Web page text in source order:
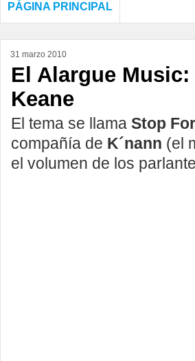
PÁGINA PRINCIPAL
31 marzo 2010
El Alargue
Keane
El tema se llama Stop
compañía de K´nann (el
el volumen de los